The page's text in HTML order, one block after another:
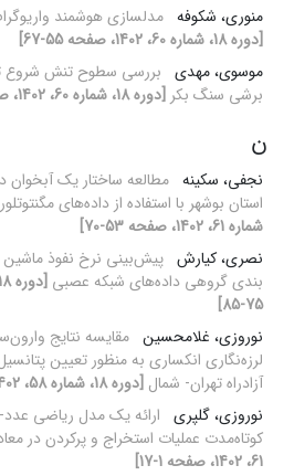
منوری، شکوفه مدلسازی هوشمند
[دوره 18، شماره 60، 1402، صفحه 55-67]
موسوی، مهدی بررسی سطوح تنش شروع
برشی سنگ بکر [دوره 18، شماره 60، 1402، صفحه 46-55]
ن
نجفی، سکینه مطالعه ساختار یک آبخوان
استان بوشهر با استفاده از داده‌های
شماره 61، 1402، صفحه 53-70]
نصری، کیارش پیش‌بینی نرخ نفوذ ماشین
بندی گروهی داده‌های شبکه عصبی
75-85]
نوروزی، غلامحسین مقایسه نتایج
لرزه‌نگاری انکساری به منظور تعیین
آزادراه تهران- شمال [دوره 18، شماره 58، 1402، صفحه 75-87]
نوروزی، گلپری ارائه یک مدل ریاضی
کوتاه‌مدت عملیات استخراج و پرکردن در
61، 1402، صفحه 1-17]